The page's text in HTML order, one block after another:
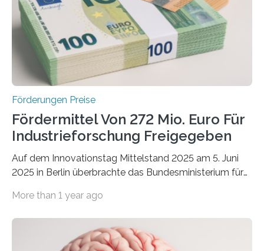
Förderungen Preise
Fördermittel Von 272 Mio. Euro Für
Industrieforschung Freigegeben
Auf dem Innovationstag Mittelstand 2025 am 5. Juni
2025 in Berlin überbrachte das Bundesministerium für
Überplanmäßige Verpflichtungsermächtigungen in
Woche vom Haushaltsausschuss freigegeben – unter
anderem zur Unterstützung der
More than 1 year ago